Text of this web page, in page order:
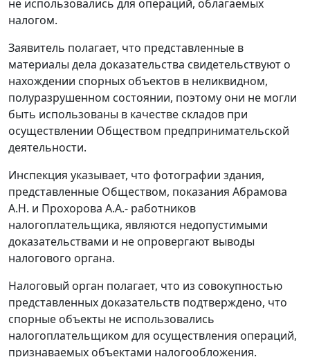
не использовались для операций, облагаемых
налогом.
Заявитель полагает, что представленные в
материалы дела доказательства свидетельствуют о
нахождении спорных объектов в неликвидном,
полуразрушенном состоянии, поэтому они не могли
быть использованы в качестве складов при
осуществлении Обществом предпринимательской
деятельности.
Инспекция указывает, что фотографии здания,
представленные Обществом, показания Абрамова
А.Н. и Прохорова А.А.- работников
налогоплательщика, являются недопустимыми
доказательствами и не опровергают выводы
налогового органа.
Налоговый орган полагает, что из совокупностью
представленных доказательств подтверждено, что
спорные объекты не использовались
налогоплательщиком для осуществления операций,
признаваемых объектами налогообложения.